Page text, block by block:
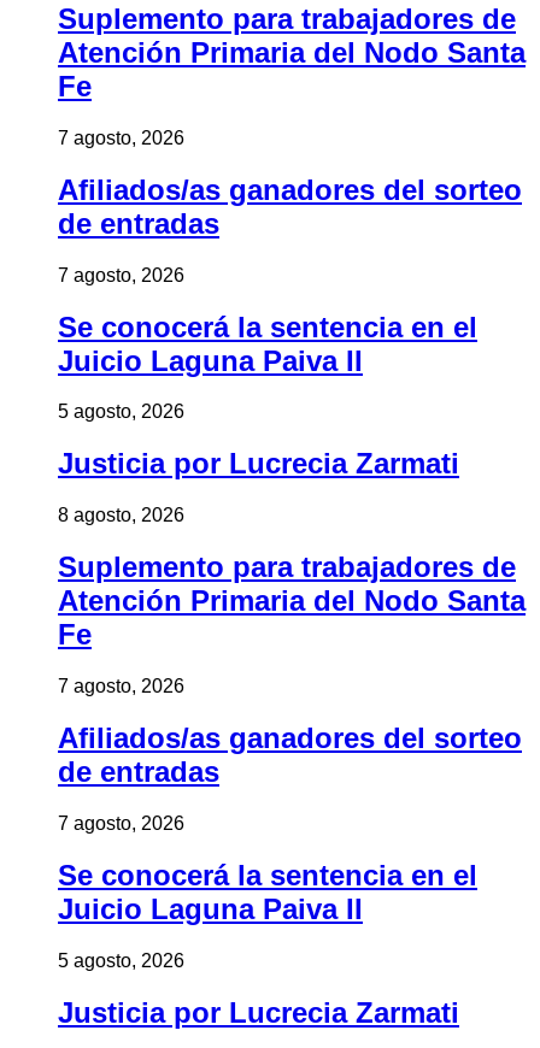
Suplemento para trabajadores de
Atención Primaria del Nodo Santa
Fe
7 agosto, 2026
Afiliados/as ganadores del sorteo
de entradas
7 agosto, 2026
Se conocerá la sentencia en el
Juicio Laguna Paiva II
5 agosto, 2026
Justicia por Lucrecia Zarmati
8 agosto, 2026
Suplemento para trabajadores de
Atención Primaria del Nodo Santa
Fe
7 agosto, 2026
Afiliados/as ganadores del sorteo
de entradas
7 agosto, 2026
Se conocerá la sentencia en el
Juicio Laguna Paiva II
5 agosto, 2026
Justicia por Lucrecia Zarmati